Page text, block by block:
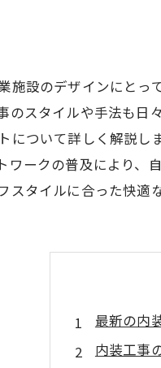
施設のデザインにとっ
のスタイルや手法も
について詳しく解説
ワークの普及により、
スタイルに合った快適
最新の内
内装工事